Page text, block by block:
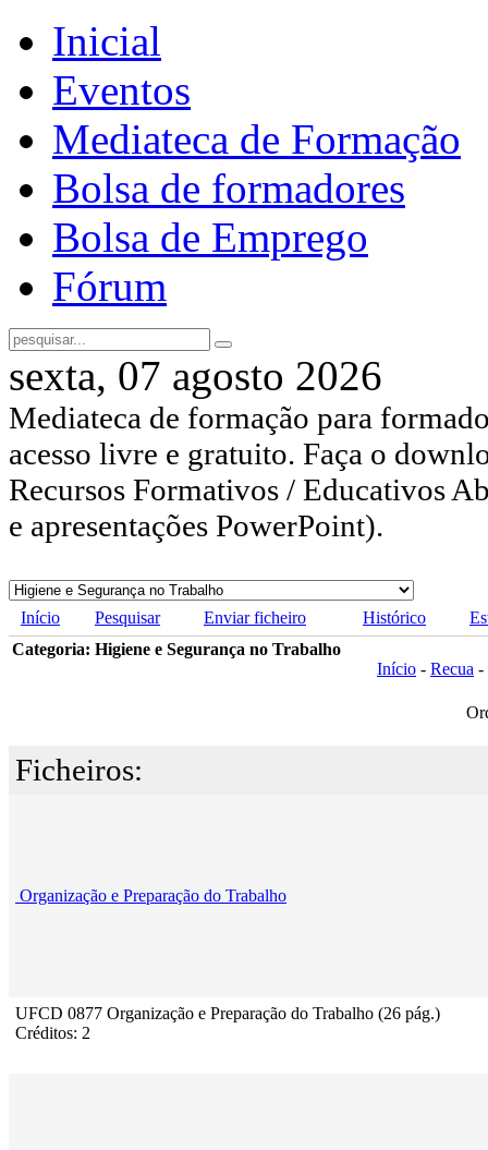
Inicial
Eventos
Mediateca de Formação
Bolsa de formadores
Bolsa de Emprego
Fórum
sexta, 07 agosto 2026
Mediateca de formação para
acesso livre e gratuito. Faça o
Recursos Formativos / Educativos
e apresentações PowerPoint).
Início Pesquisar Enviar ficheiro Histórico
Categoria: Higiene e Segurança no Trabalho
Início - Recua -
Ficheiros:
Organização e Preparação do Trabalho
UFCD 0877 Organização e Preparação do Trabalho (26 pág.)
Créditos: 2